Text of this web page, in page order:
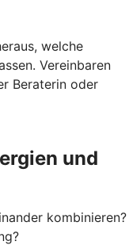
welche
Vereinbaren
Beraterin oder
und
kombinieren?